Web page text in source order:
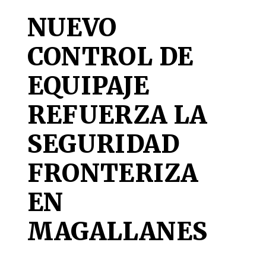
NUEVO
CONTROL DE
EQUIPAJE
REFUERZA LA
SEGURIDAD
FRONTERIZA
EN
MAGALLANES